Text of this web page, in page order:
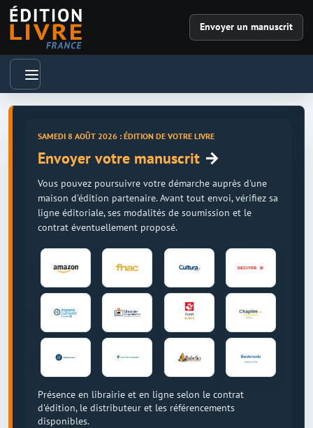
Envoyer un manuscrit
SAMEDI 8 AOÛT 2026 : ÉDITION DE VOTRE LIVRE
Envoyer votre manuscrit →
Vous pouvez poursuivre votre démarche auprès d'une
maison d'édition partenaire. Avant tout envoi, vérifiez sa
ligne éditoriale, ses modalités de soumission et le
contrat éventuellement proposé.
Présence en librairie et en ligne selon le contrat
d'édition, le distributeur et les référencements
disponibles.